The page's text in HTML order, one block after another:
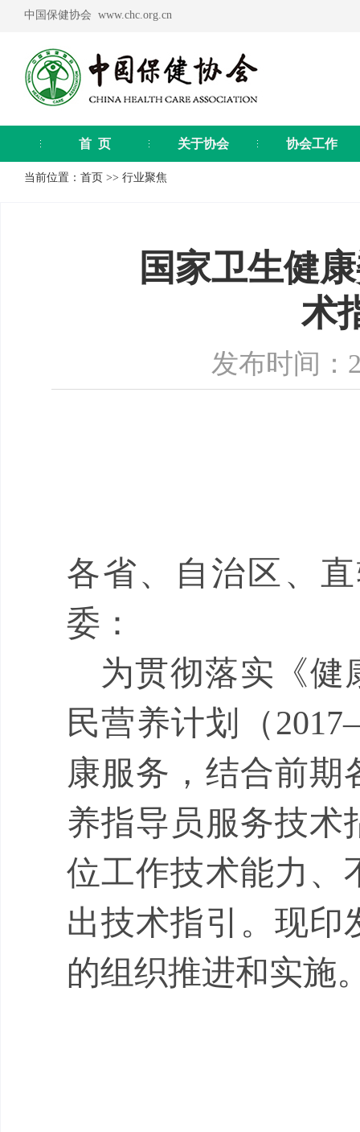
中国保健协会 www.chc.org.cn
首 页 关于协会 协会工作
当前位置： 首页 >> 行业聚焦
国家卫生健
术
发布时间：
各省、自治区、
委：
为贯彻落实《健
民营养计划（
康服务，结合前期
养指导员服务技术
位工作技术能力 、
出技术指引 。 现印
的组织推进和实施